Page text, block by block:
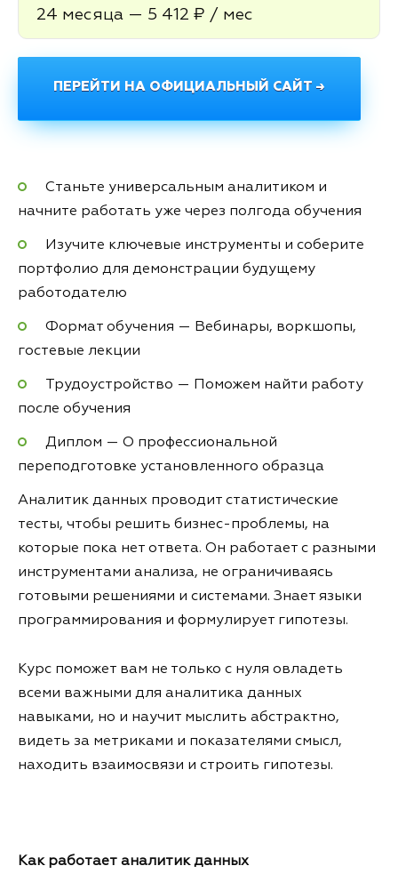
24 месяца — 5 412 ₽ / мес
ПЕРЕЙТИ НА ОФИЦИАЛЬНЫЙ САЙТ →
Станьте универсальным аналитиком и
начните работать уже через полгода обучения
Изучите ключевые инструменты и соберите
портфолио для демонстрации будущему
работодателю
Формат обучения — Вебинары, воркшопы,
гостевые лекции
Трудоустройство — Поможем найти работу
после обучения
Диплом — О профессиональной
переподготовке установленного образца
Аналитик данных проводит статистические
тесты, чтобы решить бизнес-проблемы, на
которые пока нет ответа. Он работает с разными
инструментами анализа, не ограничиваясь
готовыми решениями и системами. Знает языки
программирования и формулирует гипотезы.
Курс поможет вам не только с нуля овладеть
всеми важными для аналитика данных
навыками, но и научит мыслить абстрактно,
видеть за метриками и показателями смысл,
находить взаимосвязи и строить гипотезы.
Как работает аналитик данных